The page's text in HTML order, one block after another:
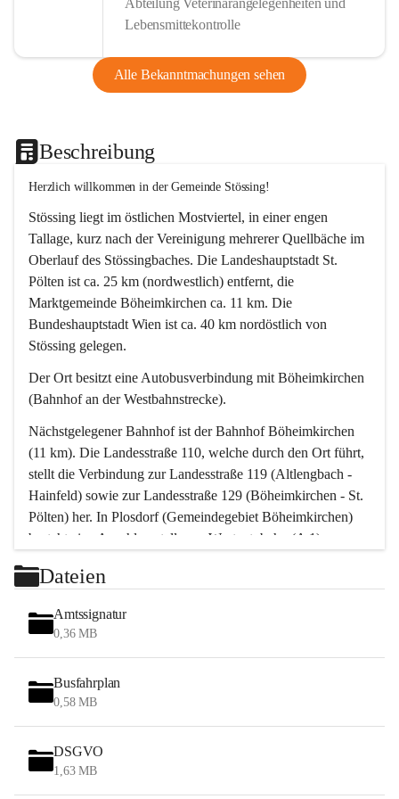
Abteilung Veterinärangelegenheiten und
Lebensmittekontrolle
Alle Bekanntmachungen sehen
Beschreibung
Herzlich willkommen in der Gemeinde Stössing!
Stössing liegt im östlichen Mostviertel, in einer engen
Tallage, kurz nach der Vereinigung mehrerer Quellbäche im
Oberlauf des Stössingbaches. Die Landeshauptstadt St.
Pölten ist ca. 25 km (nordwestlich) entfernt, die
Marktgemeinde Böheimkirchen ca. 11 km. Die
Bundeshauptstadt Wien ist ca. 40 km nordöstlich von
Stössing gelegen.
Der Ort besitzt eine Autobusverbindung mit Böheimkirchen
(Bahnhof an der Westbahnstrecke).
Nächstgelegener Bahnhof ist der Bahnhof Böheimkirchen
(11 km). Die Landesstraße 110, welche durch den Ort führt,
stellt die Verbindung zur Landesstraße 119 (Altlengbach -
Hainfeld) sowie zur Landesstraße 129 (Böheimkirchen - St.
Pölten) her. In Plosdorf (Gemeindegebiet Böheimkirchen)
besteht eine Anschlussstelle zur Westautobahn (A 1).
Wien erreicht man in ca. 45 Minuten.
Stössing zählt noch zum Naherholungsraum Wien sowie
zum Naherholungsraum St. Pölten. Viele Bauernhöfe hatten
„ihre Wiener“. Seit 1960 bauten viele Wiener
Wochenendhäuser im Gemeindegebiet. Wegen des
waldreichen Jagdgebietes haben viele Jagdpächter ihre
Das Wandern ist aus touristischer Sicht die bedeutendste
Tätigkeit. Das hügelige Gebiet mit Wanderwegen durch
Wiesen, Wälder und Obstkulturen lädt dazu ein. Gefördert
Dateien
Amtssignatur
0,36 MB
Busfahrplan
0,58 MB
DSGVO
1,63 MB